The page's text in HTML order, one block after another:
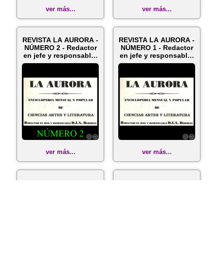
ver más... ver más...
REVISTA LA AURORA -
NÚMERO 2 - Redactor
en jefe y responsable:
D....
ver más...
REVISTA LA AURORA -
NÚMERO 1 - Redactor
en jefe y responsable:
D....
ver más...